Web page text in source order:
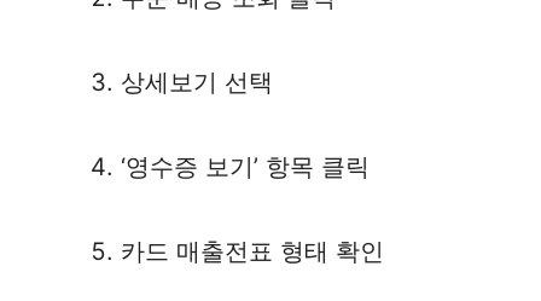
상세보기 선택
‘영수증 보기’ 항목 클릭
카드 매출전표 형태 확인